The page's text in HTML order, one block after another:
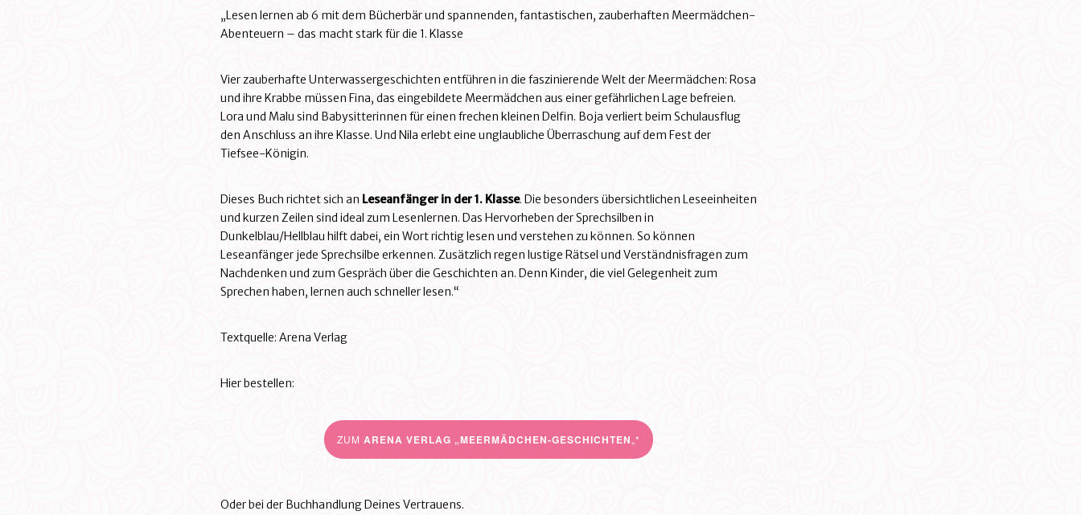
„Lesen lernen ab 6 mit dem Bücherbär und spannenden, fantastischen, zauberhaften Meermädchen-
Abenteuern – das macht stark für die 1. Klasse
Vier zauberhafte Unterwassergeschichten entführen in die faszinierende Welt der Meermädchen: Rosa
und ihre Krabbe müssen Fina, das eingebildete Meermädchen aus einer gefährlichen Lage befreien.
Lora und Malu sind Babysitterinnen für einen frechen kleinen Delfin. Boja verliert beim Schulausflug
den Anschluss an ihre Klasse. Und Nila erlebt eine unglaubliche Überraschung auf dem Fest der
Tiefsee-Königin.
Dieses Buch richtet sich an Leseanfänger in der 1. Klasse. Die besonders übersichtlichen Leseeinheiten
und kurzen Zeilen sind ideal zum Lesenlernen. Das Hervorheben der Sprechsilben in
Dunkelblau/Hellblau hilft dabei, ein Wort richtig lesen und verstehen zu können. So können
Leseanfänger jede Sprechsilbe erkennen. Zusätzlich regen lustige Rätsel und Verständnisfragen zum
Nachdenken und zum Gespräch über die Geschichten an. Denn Kinder, die viel Gelegenheit zum
Sprechen haben, lernen auch schneller lesen.“
Textquelle: Arena Verlag
Hier bestellen:
ZUMARENA VERLAG „MEERMÄDCHEN-GESCHICHTEN „*
Oder bei der Buchhandlung Deines Vertrauens.